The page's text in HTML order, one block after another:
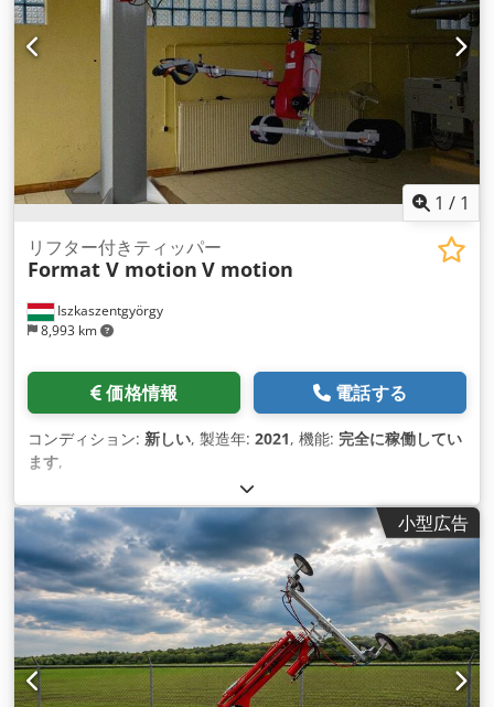
1 / 1
Iszkaszentgyörgy
8,993 km
リフター付きティッパー
Format V motion V motion
価格情報 電話する
コンディション: 新しい, 製造年: 2021, 機能: 完全に稼働してい
ます,
小型広告